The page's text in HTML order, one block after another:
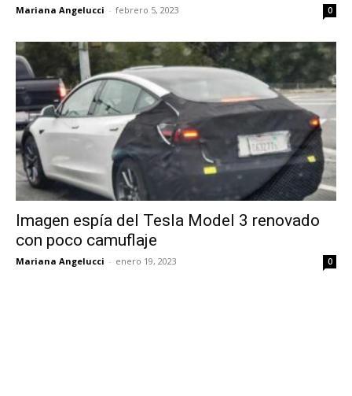
Mariana Angelucci - febrero 5, 2023 0
Imagen espía del Tesla Model 3 renovado
con poco camuflaje
Mariana Angelucci - enero 19, 2023 0